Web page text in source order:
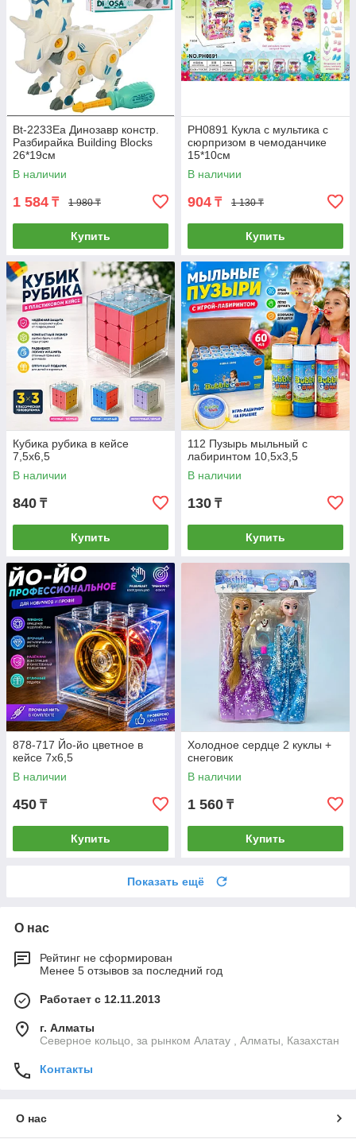
Bt-2233Ea Динозавр констр.
Разбирайка Building Blocks
26*19см
В наличии
1 584 ₸ 1 980 ₸
Купить
PH0891 Кукла с мультика с
сюрпризом в чемоданчике
15*10см
В наличии
904 ₸ 1 130 ₸
Купить
Кубика рубика в кейсе
7,5х6,5
В наличии
840 ₸
Купить
112 Пузырь мыльный с
лабиринтом 10,5х3,5
В наличии
130 ₸
Купить
878-717 Йо-йо цветное в
кейсе 7х6,5
В наличии
450 ₸
Купить
Холодное сердце 2 куклы +
снеговик
В наличии
1 560 ₸
Купить
Показать ещё
О нас
Рейтинг не сформирован
Менее 5 отзывов за последний год
Работает с 12.11.2013
г. Алматы
Северное кольцо, за рынком Алатау , Алматы, Казахстан
Контакты
О нас